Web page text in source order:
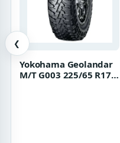
❮
Yokohama Geolandar
M/T G003 225/65 R17